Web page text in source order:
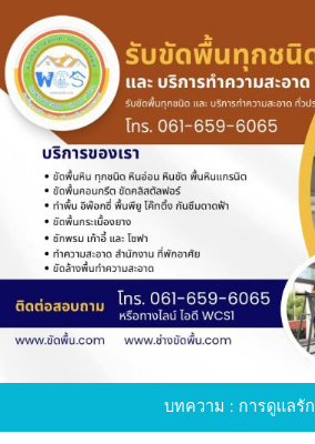
to
content
ขัดพื้นหินขัด อบต.แหล
ขัดพื้นหินอ่อน โทร
บทความ : การดูแลรั